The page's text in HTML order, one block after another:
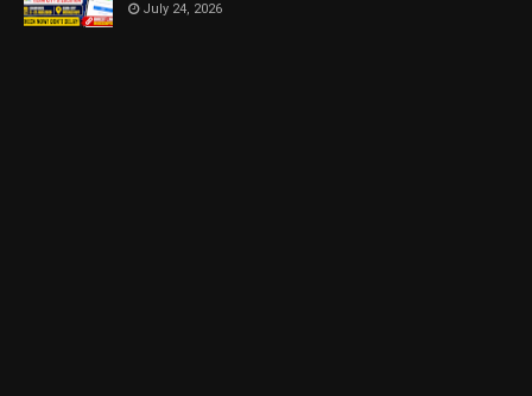
July 24, 2026